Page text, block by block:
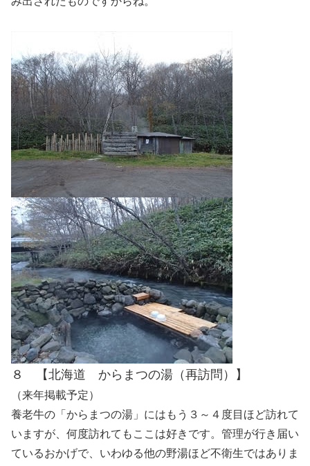
８ 【北海道 からまつの湯（再訪問）】
（来年掲載予定）
養老牛の「からまつの湯」にはもう３～４度目ほど訪れて
いますが、何度訪れてもここは好きです。管理が行き届い
ているおかげで、いわゆる他の野湯ほど不衛生ではありま